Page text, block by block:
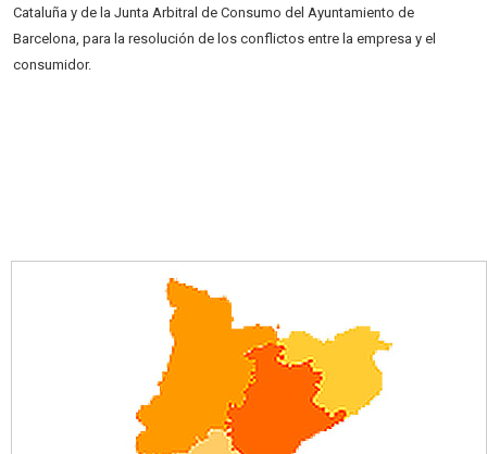
Cataluña y de la Junta Arbitral de Consumo del Ayuntamiento de
Barcelona, para la resolución de los conflictos entre la empresa y el
consumidor.